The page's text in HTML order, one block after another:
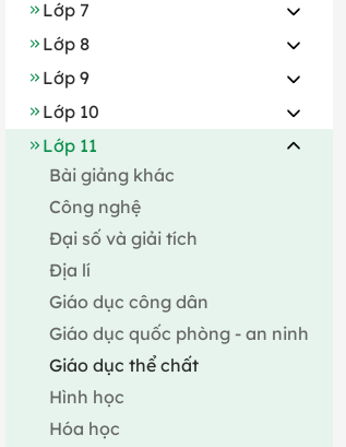
Lớp 7
Lớp 8
Lớp 9
Lớp 10
Lớp 11
Bài giảng khác
Công nghệ
Đại số và giải tích
Địa lí
Giáo dục công dân
Giáo dục quốc phòng - an ninh
Giáo dục thể chất
Hình học
Hóa học